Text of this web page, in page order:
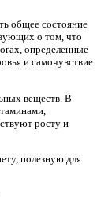
общее состояние
о том, что
определенные
и самочувствие
веществ. В
росту и
полезную для